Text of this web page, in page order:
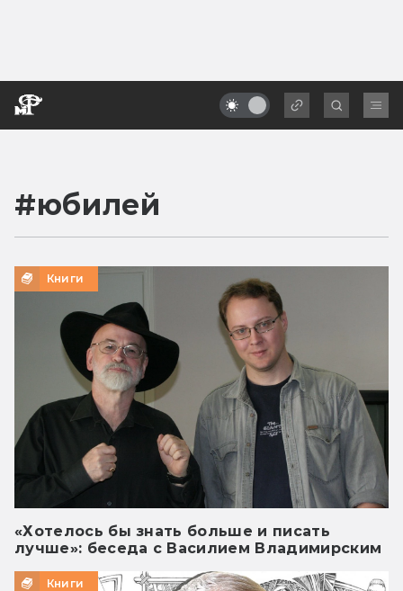
#юбилей
Книги
«Хотелось бы знать больше и писать
лучше»: беседа с Василием Владимирским
Книги